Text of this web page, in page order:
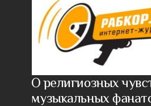
О религиозных
музыкальных